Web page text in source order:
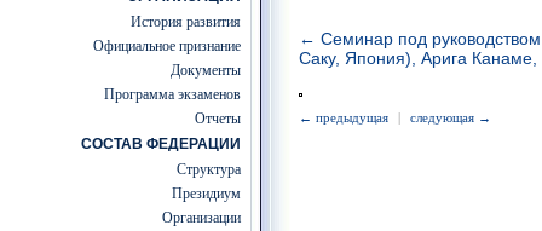
История развития
Официальное признание
Документы
Программа экзаменов
Отчеты
СОСТАВ ФЕДЕРАЦИИ
Структура
Президиум
Организации
← Семинар под руководством
Саку, Япония), Арига Канаме,
← предыдущая | следующая →